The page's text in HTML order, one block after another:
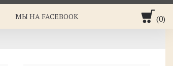
МЫ НА FACEBOOK